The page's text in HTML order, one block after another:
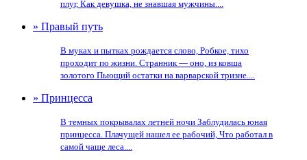
плуг, Как девушка, не знавшая мужчины....
» Правый путь
В муках и пытках рождается слово, Робкое, тихо
проходит по жизни. Странник — оно, из ковша
золотого Пьющий остатки на варварской тризне....
» Принцесса
В темных покрывалах летней ночи Заблудилась юная
принцесса. Плачущей нашел ее рабочий, Что работал в
самой чаще леса....